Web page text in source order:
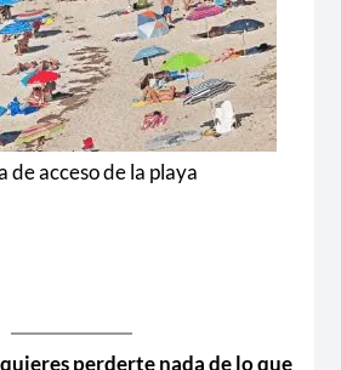
de acceso de la playa
perderte nada de lo que